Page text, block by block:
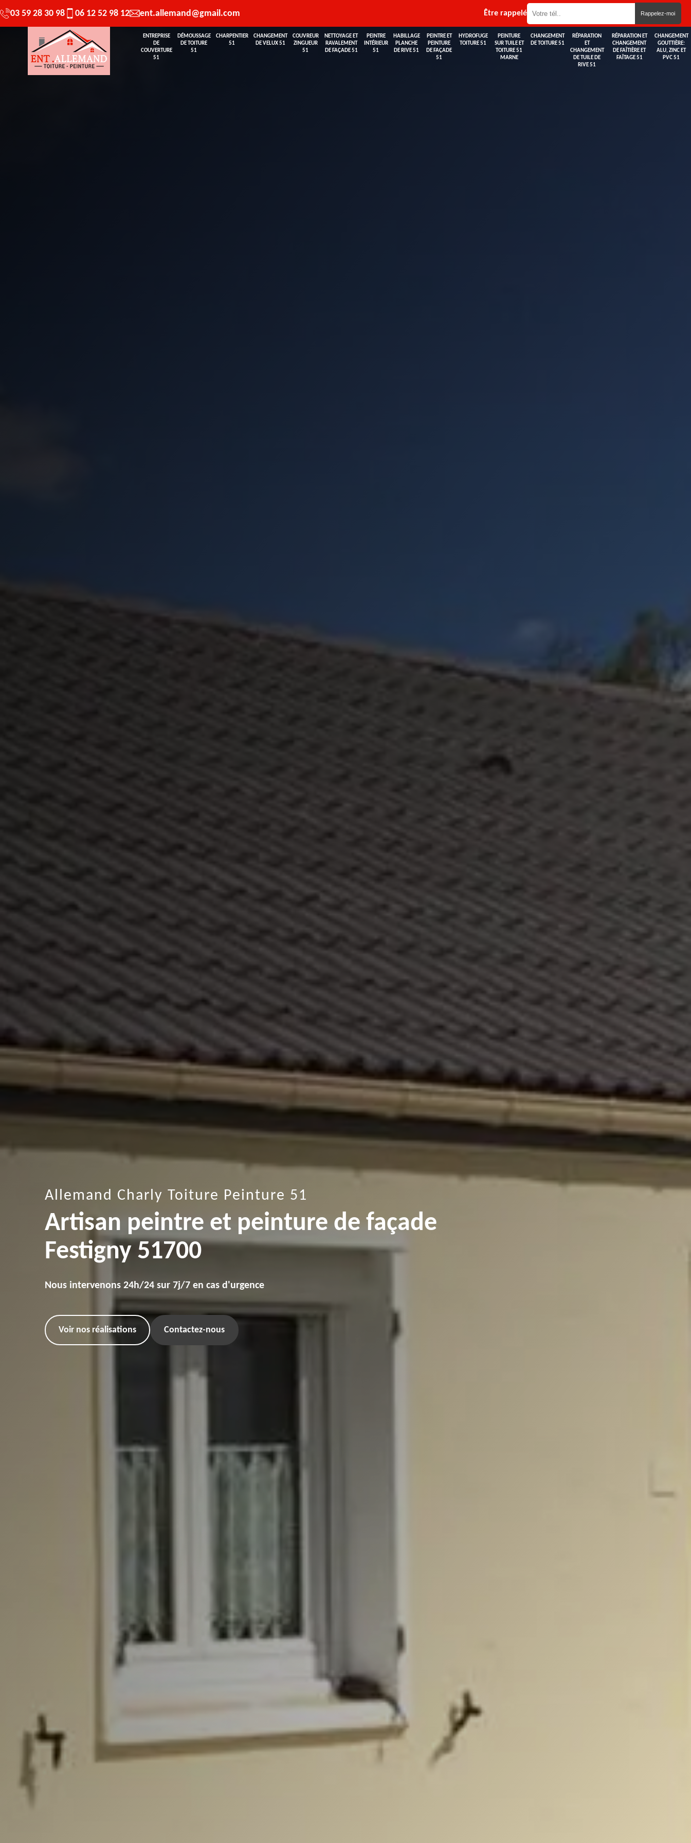
03 59 28 30 98 06 12 52 98 12 ent.allemand@gmail.com Être rappelé
ENTREPRISE
DE
COUVERTURE
51
DÉMOUSSAGE
DE TOITURE
51
CHARPENTIER
51
CHANGEMENT
DE VELUX 51
COUVREUR
ZINGUEUR
51
NETTOYAGE ET
RAVALEMENT
DE FAÇADE 51
PEINTRE
INTÉRIEUR
51
HABILLAGE
PLANCHE
DE RIVE 51
PEINTRE ET
PEINTURE
DE FAÇADE
51
HYDROFUGE
TOITURE 51
PEINTURE
SUR TUILE ET
TOITURE 51
MARNE
CHANGEMENT
DE TOITURE 51
RÉPARATION
ET
CHANGEMENT
DE TUILE DE
RIVE 51
RÉPARATION ET
CHANGEMENT
DE FAÎTIÈRE ET
FAÎTAGE 51
CHANGEMENT
GOUTTIÈRE:
ALU, ZINC ET
PVC 51
Allemand Charly Toiture Peinture 51
Artisan peintre et peinture de façade
Festigny 51700
Nous intervenons 24h/24 sur 7j/7 en cas d'urgence
Voir nos réalisations Contactez-nous